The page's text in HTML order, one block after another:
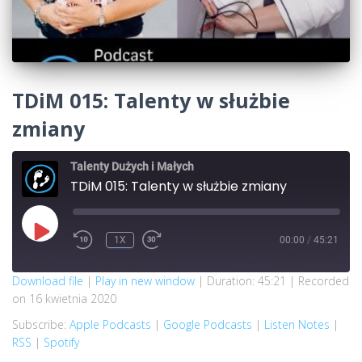
TDiM 015: Talenty w służbie
zmiany
Talenty Dużych i Małych
TDiM 015: Talenty w służbie zmiany
PLAY
EPISODE
REWIND
1X
SECONDS
00:00 / 45:21
SUBSCRIBE SHARE
Apple Podcasts
Listen Notes RSS
SHARE
LINK
Download file | Play in new window | Duration: 45:21 | Recorded
on 16 kwietnia 2020
Subscribe: Apple Podcasts | Google Podcasts | Listen Notes |
RSS | Spotify